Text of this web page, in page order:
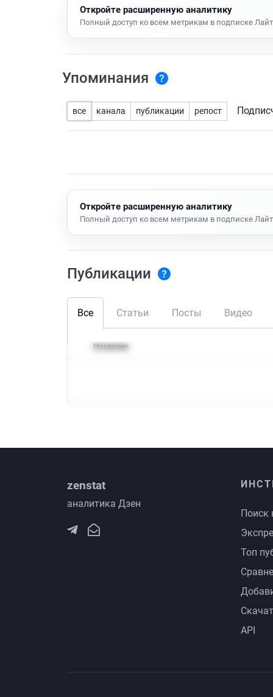
Откройте расширенную аналитику
Полный доступ ко всем метрикам в подписке Лайт
Упоминания
все канала публикации репост
Откройте расширенную аналитику
Полный доступ ко всем метрикам в подписке Лайт
Публикации
Все Статьи Посты Видео
Название
zenstat
аналитика Дзен
Поиск
Топ
API